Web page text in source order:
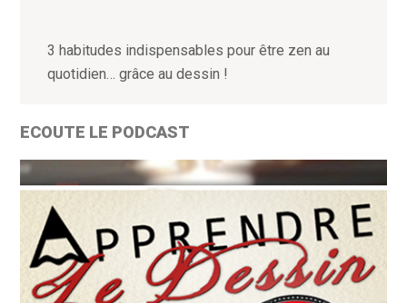
3 habitudes indispensables pour être zen au
quotidien… grâce au dessin !
ECOUTE LE PODCAST